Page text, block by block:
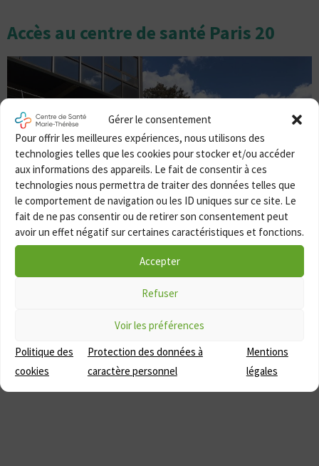
Gérer le consentement
Pour offrir les meilleures expériences, nous utilisons des
technologies telles que les cookies pour stocker et/ou accéder
aux informations des appareils. Le fait de consentir à ces
technologies nous permettra de traiter des données telles que
le comportement de navigation ou les ID uniques sur ce site. Le
fait de ne pas consentir ou de retirer son consentement peut
avoir un effet négatif sur certaines caractéristiques et fonctions.
Accepter
Refuser
Voir les préférences
Politique des
cookies
Protection des données à
caractère personnel
Mentions
légales
Accès au centre de santé Paris 20
Publié le vendredi 10 mai 2019